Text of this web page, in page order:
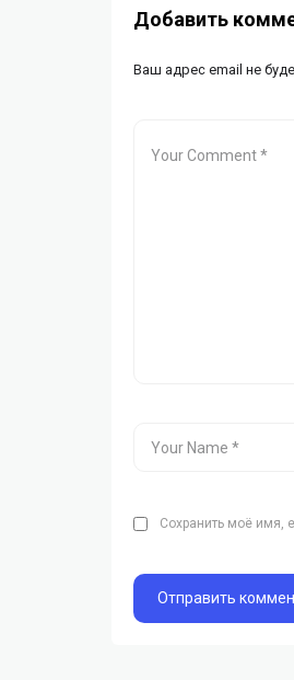
Добавить
Ваш адрес email не
Сохранить моё имя,